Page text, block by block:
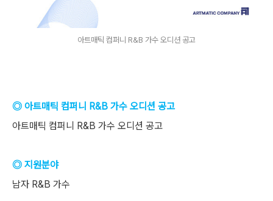
아트매틱 컴퍼니 R&B 가수 오디션 공고
◎ 아트매틱 컴퍼니 R&B 가수 오디션 공고
아트매틱 컴퍼니 R&B 가수 오디션 공고
◎ 지원분야
남자 R&B 가수